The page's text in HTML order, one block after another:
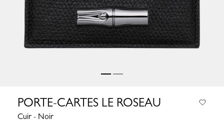
PORTE-CARTES LE ROSEAU
Cuir - Noir